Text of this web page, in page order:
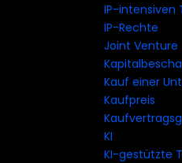
IP-intensiven
IP-Rechte
Joint Venture
Kauf einer
Kaufpreis
KI
KI-gestützte